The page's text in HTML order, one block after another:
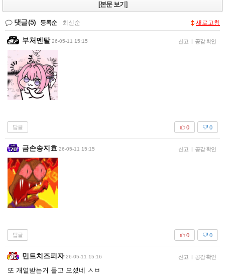
[본문 보기]
댓글(5) 등록순 최신순 새로고침
부처멘탈 26-05-11 15:15 신고 | 공감 확인
답글 0
0
금손송지효 26-05-11 15:15 신고 | 공감 확인
답글 0
0
민트치즈피자 26-05-11 15:16 신고 | 공감 확인
또 개열받는거 들고 오셨네 ㅅㅂ